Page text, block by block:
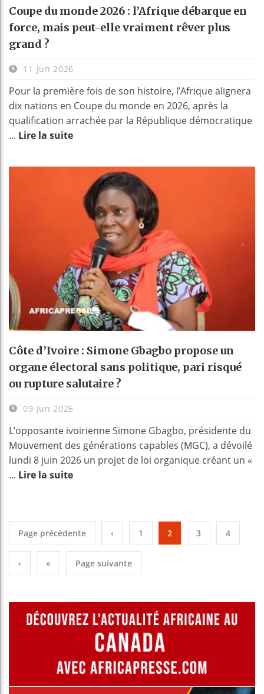
Coupe du monde 2026 : l’Afrique débarque en
force, mais peut-elle vraiment rêver plus
grand ?
11 Jun 2026
Pour la première fois de son histoire, l’Afrique alignera
dix nations en Coupe du monde en 2026, après la
qualification arrachée par la République démocratique
... Lire la suite
Côte d’Ivoire : Simone Gbagbo propose un
organe électoral sans politique, pari risqué
ou rupture salutaire ?
09 Jun 2026
L’opposante ivoirienne Simone Gbagbo, présidente du
Mouvement des générations capables (MGC), a dévoilé
lundi 8 juin 2026 un projet de loi organique créant un «
... Lire la suite
Page précédente ‹ 1 2 3 4
› » Page suivante